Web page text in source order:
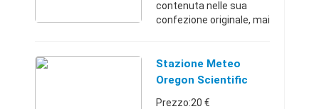
contenuta nelle sua
confezione originale, mai
Spedisco in tutta Italia
con addebito delle spese
Stazione Meteo
Oregon Scientific
BAR218HG
Prezzo:20 €